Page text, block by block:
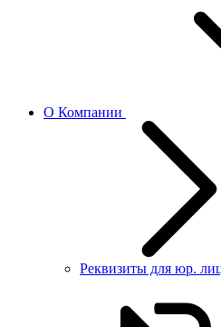
О Компании
Реквизиты для юр.